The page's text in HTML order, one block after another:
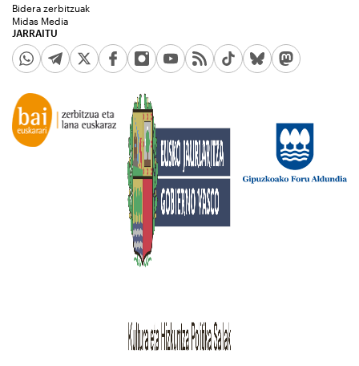
JARRAITU
Bidera zerbitzuak
Midas Media